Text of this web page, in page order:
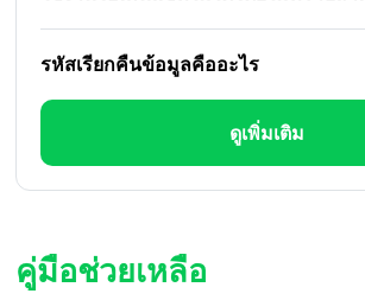
รหัสเรียกคืนข้อมูลคืออะไร
ดูเพิ่มเติม
คู่มือช่วยเหลือ